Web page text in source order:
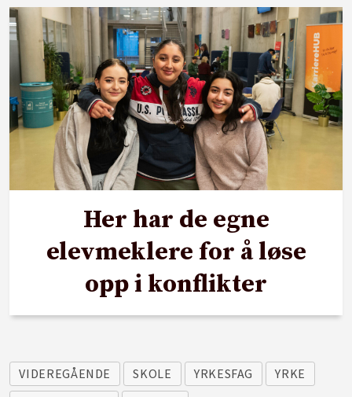
Her har de egne
elevmeklere for å løse
opp i konflikter
VIDEREGÅENDE SKOLE YRKESFAG
YRKE